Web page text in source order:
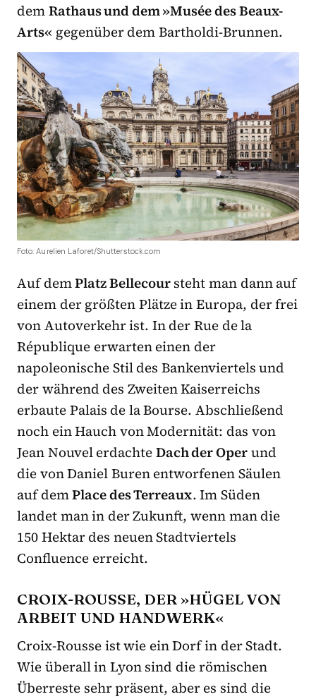
demRathaus und dem »Musée des Beaux-
Arts« gegenüber dem Bartholdi-Brunnen.
Foto: Aurelien Laforet/Shutterstock.com
Auf demPlatz Bellecoursteht man dann auf
einem der größten Plätze in Europa, der frei
von Autoverkehr ist. In der Rue de la
République erwarten einen der
napoleonische Stil des Bankenviertels und
der während des Zweiten Kaiserreichs
erbaute Palais de la Bourse. Abschließend
noch ein Hauch von Modernität: das von
Jean Nouvel erdachteDach der Operund
die von Daniel Buren entworfenen Säulen
auf demPlace des Terreaux. Im Süden
landet man in der Zukunft, wennman die
150 Hektar des neuen Stadtviertels
Confluence erreicht.
CROIX-ROUSSE, DER »HÜGEL VON
ARBEIT UND HANDWERK«
Croix-Rousse ist wie ein Dorf in der Stadt.
Wie überall in Lyon sind die römischen
Überreste sehr präsent, aber es sind die